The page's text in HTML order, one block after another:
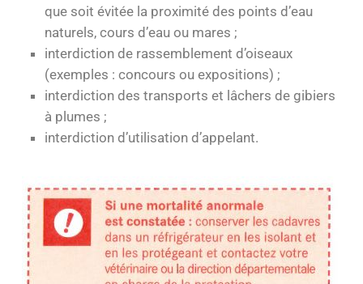
que soit évitée la proximité des points d’eau
naturels, cours d’eau ou mares ;
interdiction de rassemblement d’oiseaux
(exemples : concours ou expositions) ;
interdiction des transports et lâchers de gibiers
à plumes ;
interdiction d’utilisation d’appelant.